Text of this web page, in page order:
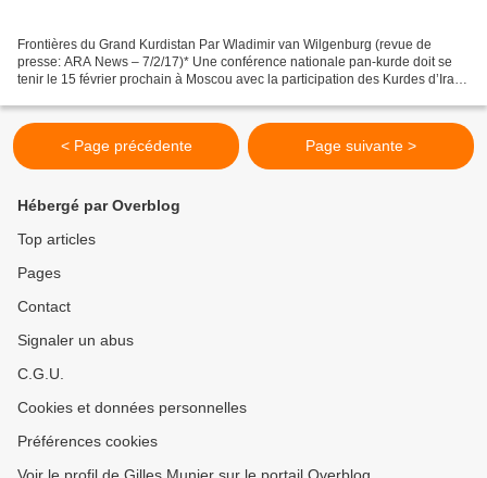
Frontières du Grand Kurdistan Par Wladimir van Wilgenburg (revue de
presse: ARA News – 7/2/17)* Une conférence nationale pan-kurde doit se
tenir le 15 février prochain à Moscou avec la participation des Kurdes d’Irak,
< Page précédente Page suivante >
Hébergé par Overblog
Top articles
Pages
Contact
Signaler un abus
C.G.U.
Cookies et données personnelles
Préférences cookies